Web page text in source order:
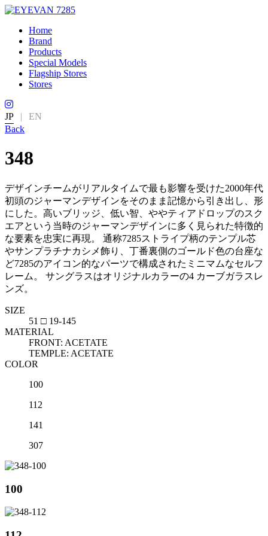
Home
Brand
Products
Special Models
Flagship Stores
Stores
JP |
EN
Back
348
デザインチームがリアルタイムで最も影響を受けた2000年代
初頭のジャーマンデザインをそのまま記憶から引き出し、形
にした。高いブリッジ、低い智、ややティアドロップのスク
エアという当時のジャーマンデザインに多く見られた特徴的
な要素を忠実に再現。 通称7285ストライプ柄のテンプル芯
やサンプラチナカシメ飾り、丁番裏側のゴールド色の台座な
ど7285のアイコン的なパーツで構成されたミニマムなセルフ
レーム。 サングラスはオリジナルカラーの4 カーブガラスレ
ンズ。
SIZE
51 □ 19-145
MATERIAL
FRONT: ACETATE
TEMPLE: ACETATE
COLOR
100
112
141
307
100